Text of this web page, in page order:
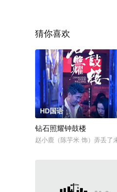
猜你喜欢
HD国语
钻石照耀钟鼓楼
赵小鹿（陈芋米 饰）弄丢了